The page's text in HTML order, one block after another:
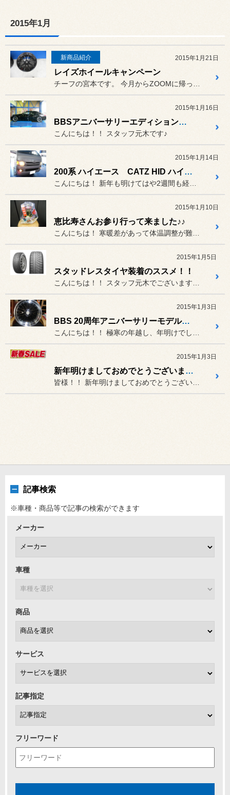
2015年1月
新商品紹介 2015年1月21日
レイズホイールキャンペーン
2015年1月16日
BBSアニバーサリーエディション取り付け！！
こんにちは！！ スタッフ元木です♪
2015年1月14日
200系 ハイエース CATZ HID ハイエース専用キットの取り付け！！
2015年1月10日
恵比寿さんお参り行って来ました♪♪
2015年1月5日
スタッドレスタイヤ装着のススメ！！
2015年1月3日
BBS 20周年アニバーサリーモデルLM入荷！！
2015年1月3日
新年明けましておめでとうございます！！
記事検索
※車種・商品等で記事の検索ができます
メーカー
車種
商品
サービス
記事指定
フリーワード